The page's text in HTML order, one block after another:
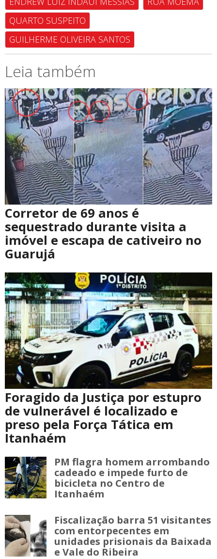
QUARTO SUSPEITO
GUILHERME OLIVEIRA SANTOS
Leia também
Corretor de 69 anos é
sequestrado durante visita a
imóvel e escapa de cativeiro no
Guarujá
Foragido da Justiça por estupro
de vulnerável é localizado e
preso pela Força Tática em
Itanhaém
PM flagra homem arrombando
cadeado e impede furto de
bicicleta no Centro de
Itanhaém
Fiscalização barra 51 visitantes
com entorpecentes em
unidades prisionais da Baixada
e Vale do Ribeira